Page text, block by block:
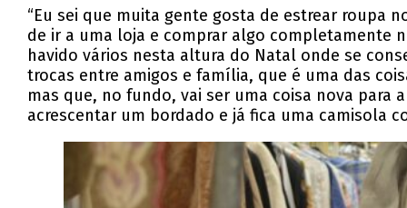
“Eu sei que muita gente gosta de estrear roupa
de ir a uma loja e comprar algo completamente
havido vários nesta altura do Natal onde se
trocas entre amigos e família, que é uma das
mas que, no fundo, vai ser uma coisa nova
acrescentar um bordado e já fica uma camisola